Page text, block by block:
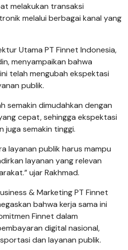
melakukan transaksi
melalui berbagai kanal yang
Utama PT Finnet Indonesia,
menyampaikan bahwa
telah mengubah ekspektasi
publik.
semakin dimudahkan dengan
cepat, sehingga ekspektasi
juga semakin tinggi.
layanan publik harus mampu
layanan yang relevan
ujar Rakhmad.
& Marketing PT Finnet
bahwa kerja sama ini
Finnet dalam
digital nasional,
dan layanan publik.